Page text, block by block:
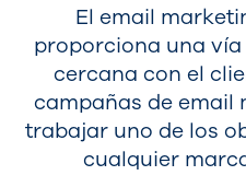
El email
proporciona una
cercana con el
campañas de email
trabajar uno de los
cualquier